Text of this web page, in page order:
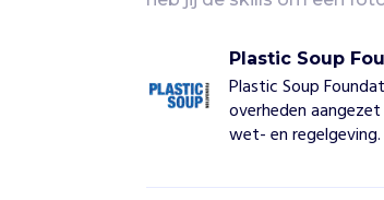
Plastic Soup
Plastic Soup
overheden
wet- en